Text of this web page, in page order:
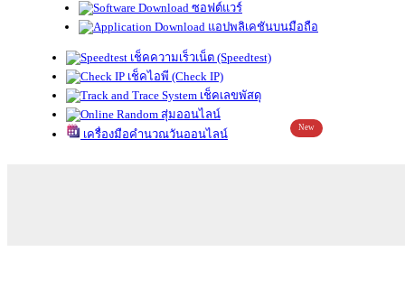
ซอฟต์แวร์
แอปพลิเคชันบนมือถือ
เช็คความเร็วเน็ต (Speedtest)
เช็คไอพี (Check IP)
เช็คเลขพัสดุ
สุ่มออนไลน์
เครื่องมือคำนวณวันออนไลน์
New